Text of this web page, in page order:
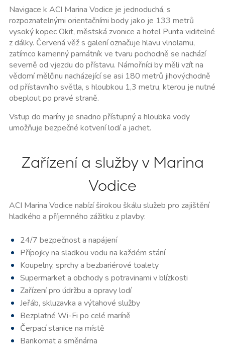
Navigace k ACI Marina Vodice je jednoduchá, s
rozpoznatelnými orientačními body jako je 133 metrů
vysoký kopec Okit, městská zvonice a hotel Punta viditelné
z dálky. Červená věž s galerií označuje hlavu vlnolamu,
zatímco kamenný památník ve tvaru pochodně se nachází
severně od vjezdu do přístavu. Námořníci by měli vzít na
vědomí mělčinu nacházející se asi 180 metrů jihovýchodně
od přístavního světla, s hloubkou 1,3 metru, kterou je nutné
obeplout po pravé straně.
Vstup do maríny je snadno přístupný a hloubka vody
umožňuje bezpečné kotvení lodí a jachet.
Zařízení a služby v Marina
Vodice
ACI Marina Vodice nabízí širokou škálu služeb pro zajištění
hladkého a příjemného zážitku z plavby:
24/7 bezpečnost a napájení
Přípojky na sladkou vodu na každém stání
Koupelny, sprchy a bezbariérové toalety
Supermarket a obchody s potravinami v blízkosti
Zařízení pro údržbu a opravy lodí
Jeřáb, skluzavka a výtahové služby
Bezplatné Wi-Fi po celé maríně
Čerpací stanice na místě
Bankomat a směnárna